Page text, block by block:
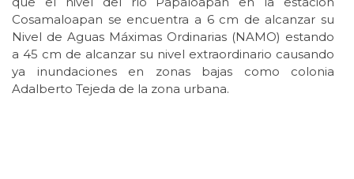
Cosamaloapan se encuentra a 6 cm de alcanzar su
Nivel de Aguas Máximas Ordinarias (NAMO) estando
a 45 cm de alcanzar su nivel extraordinario causando
ya inundaciones en zonas bajas como colonia
Adalberto Tejeda de la zona urbana.